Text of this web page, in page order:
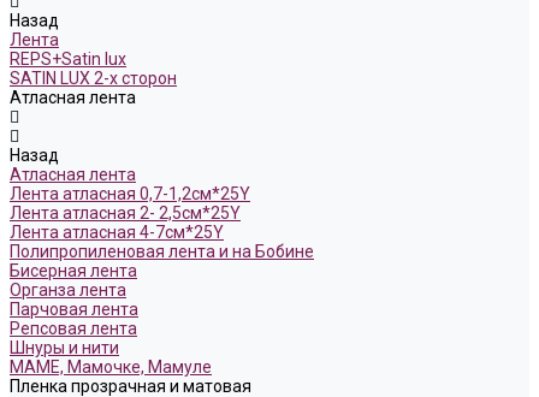
Назад
Лента
REPS+Satin lux
SATIN LUX 2-х сторон
Атласная лента
Назад
Атласная лента
Лента атласная 0,7-1,2см*25Y
Лента атласная 2- 2,5см*25Y
Лента атласная 4-7см*25Y
Полипропиленовая лента и на Бобине
Бисерная лента
Органза лента
Парчовая лента
Репсовая лента
Шнуры и нити
МАМЕ, Мамочке, Мамуле
Пленка прозрачная и матовая